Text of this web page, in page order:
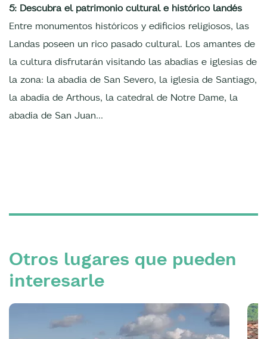
5: Descubra el patrimonio cultural e histórico landés
Entre monumentos históricos y edificios religiosos, las
Landas poseen un rico pasado cultural. Los amantes de
la cultura disfrutarán visitando las abadías e iglesias de
la zona: la abadía de San Severo, la iglesia de Santiago,
la abadía de Arthous, la catedral de Notre Dame, la
abadía de San Juan…
Otros lugares que pueden
interesarle